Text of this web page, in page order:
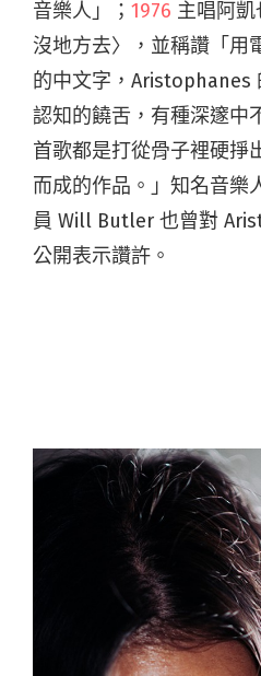
音樂人」； 1976 主唱阿
沒地方去〉，並稱讚「用
的中文字，Aristophanes
認知的饒舌，有種深邃中
首歌都是打從骨子裡硬掙
而成的作品。」知名音樂
員 Will Butler 也曾對
公開表示讚許。